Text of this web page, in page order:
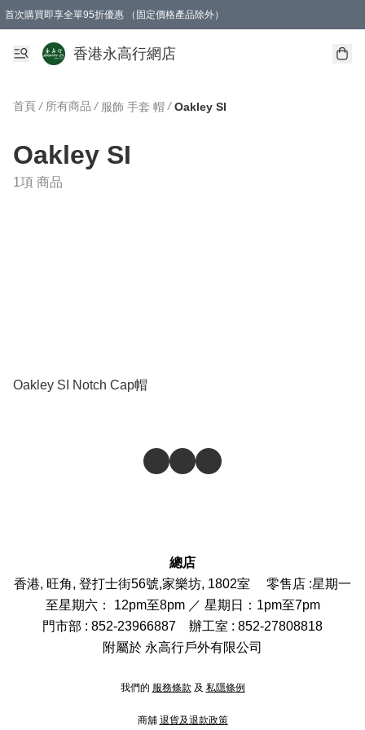
首次購買即享全單95折優惠 （固定價格產品除外）
澳門地區購物滿$800免運費
香港地區購物滿$600免運費
購買滿HK$1000即可免費獲得一個GEARLEX Small Ear Carabiner 2.0 扣環（贈品
香港永高行網店
首頁 / 所有商品 / 服飾 手套 帽 / Oakley SI
Oakley SI
1項 商品
Oakley SI Notch Cap帽
總店
香港, 旺角, 登打士街56號,家樂坊, 1802室 零售店 :星期一
至星期六： 12pm至8pm ／ 星期日：1pm至7pm
門市部 : 852-23966887 辦工室 : 852-27808818
附屬於 永高行戶外有限公司
我們的 服務條款 及 私隱條例
商舖 退貨及退款政策